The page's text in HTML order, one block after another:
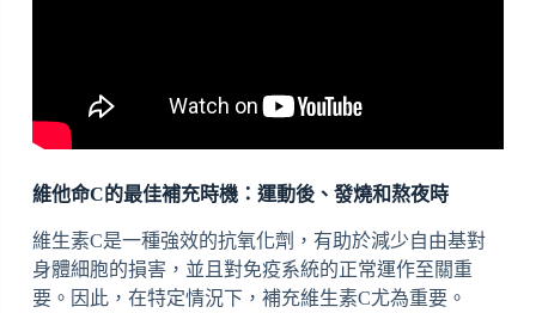
維他命C的最佳補充時機：運動後、發燒和熬夜時
維生素C是一種強效的抗氧化劑，有助於減少自由基對
身體細胞的損害，並且對免疫系統的正常運作至關重
要。因此，在特定情況下，補充維生素C尤為重要。